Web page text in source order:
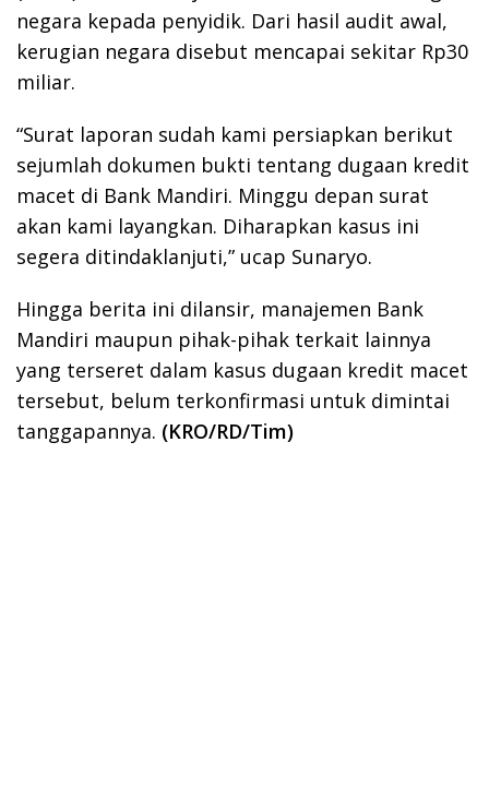
negara kepada penyidik. Dari hasil audit awal,
kerugian negara disebut mencapai sekitar Rp30
miliar.
“Surat laporan sudah kami persiapkan berikut
sejumlah dokumen bukti tentang dugaan kredit
macet di Bank Mandiri. Minggu depan surat
akan kami layangkan. Diharapkan kasus ini
segera ditindaklanjuti,” ucap Sunaryo.
Hingga berita ini dilansir, manajemen Bank
Mandiri maupun pihak-pihak terkait lainnya
yang terseret dalam kasus dugaan kredit macet
tersebut, belum terkonfirmasi untuk dimintai
tanggapannya. (KRO/RD/Tim)